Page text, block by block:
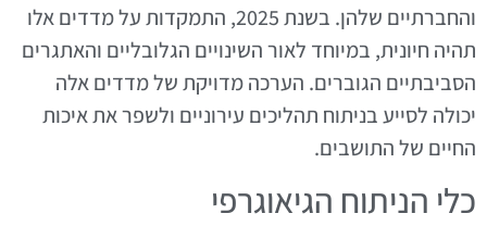
והחברתיים שלהן. בשנת 2025, התמקדות על מדדים אלו
תהיה חיונית, במיוחד לאור השינויים הגלובליים והאתגרים
הסביבתיים הגוברים. הערכה מדויקת של מדדים אלה
יכולה לסייע בניתוח תהליכים עירוניים ולשפר את איכות
החיים של התושבים.
כלי הניתוח הגיאוגרפי